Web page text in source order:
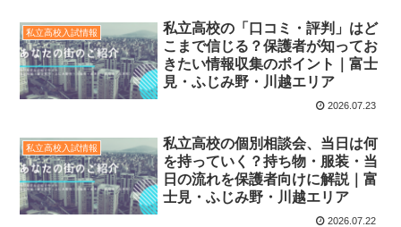
私立高校入試情報
私立高校の「口コミ・評判」はど
こまで信じる？保護者が知ってお
きたい情報収集のポイント｜富士
見・ふじみ野・川越エリア
2026.07.23
私立高校入試情報
私立高校の個別相談会、当日は何
を持っていく？持ち物・服装・当
日の流れを保護者向けに解説｜富
士見・ふじみ野・川越エリア
2026.07.22